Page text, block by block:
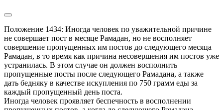
Положение 1434: Иногда человек по уважительной причине
не совершает пост в месяце Рамадан, но не восполняет
совершение пропущенных им постов до следующего месяца
Рамадан, в то время как причина несовершения им постов уже
устранилась. В этом случае он должен восполнить
пропущенные посты после следующего Рамадана, а также
дать бедняку в качестве искупления по 750 грамм еды за
каждый пропущенный день поста.
Иногда человек проявляет беспечность в восполнении